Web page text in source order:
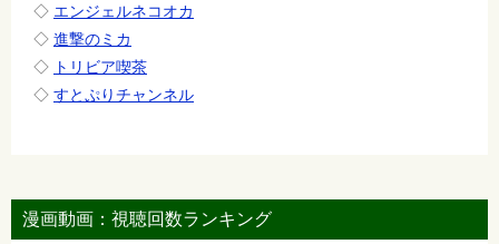
◇ エンジェルネコオカ
◇ 進撃のミカ
◇ トリビア喫茶
◇ すとぷりチャンネル
漫画動画：視聴回数ランキング